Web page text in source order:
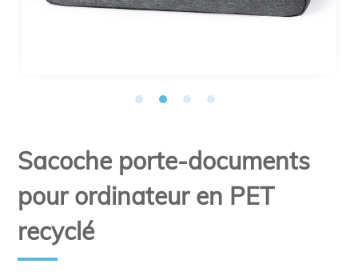
Sacoche porte-documents
pour ordinateur en PET
recyclé